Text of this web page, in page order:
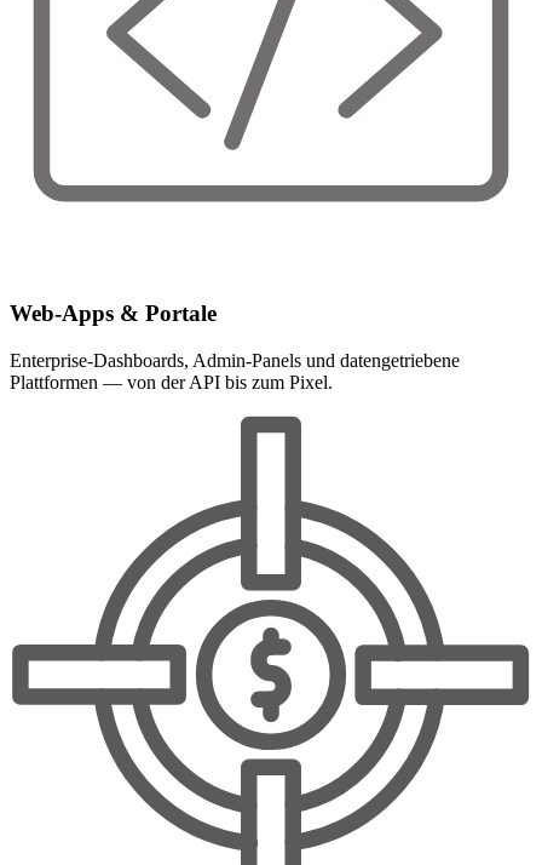
Web-Apps & Portale
Enterprise-Dashboards, Admin-Panels und datengetriebene
Plattformen — von der API bis zum Pixel.